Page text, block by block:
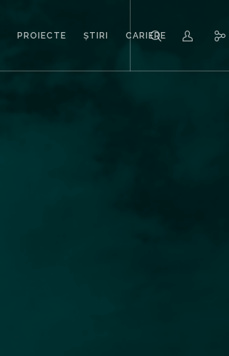
PROIECTE ȘTIRI CARIERE